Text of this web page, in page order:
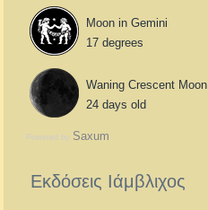
Moon in Gemini
17 degrees
Waning Crescent Moon
24 days old
Powered by Saxum
Εκδόσεις Ιάμβλιχος